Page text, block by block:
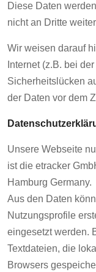
Diese Daten
nicht an Dritte
Wir weisen darauf
Internet (z.B. bei
Sicherheitslücken
der Daten vor dem
Unsere Webseite
ist die etracker
Hamburg Germany.
Aus den Daten
Nutzungsprofile
eingesetzt werden.
Textdateien, die
Browsers